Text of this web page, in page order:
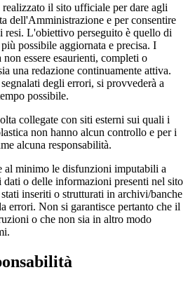
realizzato il sito ufficiale per dare agli
dell'Amministrazione e per consentire
resi. L'obiettivo perseguito è quello di
possibile aggiornata e precisa. I
essere esaurienti, completi o
una redazione continuamente attiva.
degli errori, si provvederà a
possibile.
collegate con siti esterni sui quali i
non hanno alcun controllo e per i
alcuna responsabilità.
al minimo le disfunzioni imputabili a
o delle informazioni presenti nel sito
inseriti o strutturati in archivi/banche
errori. Non si garantisce pertanto che il
o che non sia in altro modo